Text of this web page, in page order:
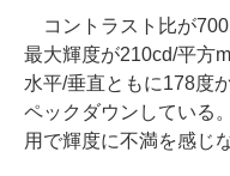
コントラスト比が
最大輝度が210cd/平方
水平/垂直ともに178度
ペックダウンしている
用で輝度に不満を感じ